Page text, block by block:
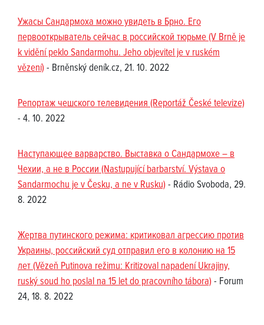
Ужасы Сандармоха можно увидеть в Брно. Его
первооткрыватель сейчас в российской тюрьме (V Brně je
k vidění peklo Sandarmohu. Jeho objevitel je v ruském
vězení) - Brněnský deník.cz, 21. 10. 2022
Репортаж чешского телевидения (Reportáž České televize)
- 4. 10. 2022
Наступающее варварство. Выставка о Сандармохе – в
Чехии, а не в России (Nastupující barbarství. Výstava o
Sandarmochu je v Česku, a ne v Rusku) - Rádio Svoboda, 29.
8. 2022
Жертва путинского режима: критиковал агрессию против
Украины, российский суд отправил его в колонию на 15
лет (Vězeň Putinova režimu: Kritizoval napadení Ukrajiny,
ruský soud ho poslal na 15 let do pracovního tábora) - Forum
24, 18. 8. 2022